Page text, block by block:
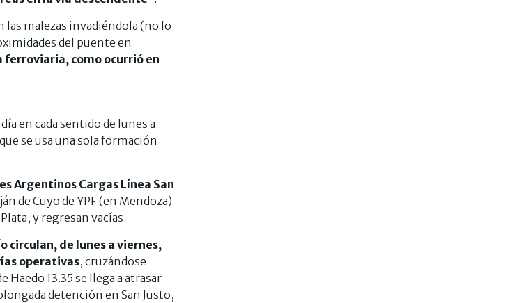
las malezas invadiéndola (no lo
del puente en
ferroviaria, como ocurrió en
en cada sentido de lunes a
se usa una sola formación
Argentinos Cargas Línea San
de Cuyo de YPF (en Mendoza)
y regresan vacías.
circulan, de lunes a viernes,
operativas, cruzándose
Haedo 13.35 se llega a atrasar
detención en San Justo,